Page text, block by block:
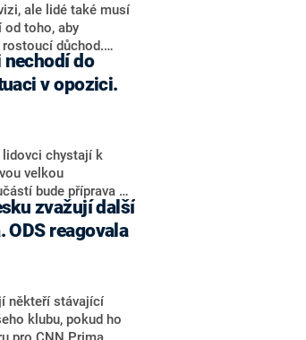
ale lidé také musí
od toho, aby
důchod.
hnutí Naše
CNN Prima NEWS.
být člověk, který by
a rozvoj,
hodnotit nechtěl.
do
v opozici.
chystají k
velkou
bude příprava na
setkání s novináři
Ten zároveň v
Popsal i
nebo političtí
defenzivě. „Je to
vlády. Ministři s
ale ukazovat
dotaz CNN Prima
ODS reagovala
někteří stávající
klubu, pokud ho